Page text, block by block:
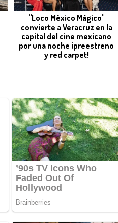
"Loco México Mágico"
convierte a Veracruz en la
capital del cine mexicano
por una noche ¡preestreno
y red carpet!